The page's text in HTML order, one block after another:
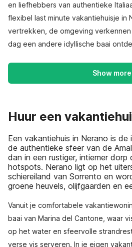
en liefhebbers van authentieke
flexibel last minute vakantiehuisje in
vertrekken, de omgeving
dag een andere idyllische baai
Show more
Huur een
Een vakantiehuis in Nerano is de
de authentieke sfeer van de
dan in een rustiger, intiemer
hotspots. Nerano ligt op het
schiereiland van Sorrento en
groene heuvels, olijfgaarden en
Vanuit je comfortabele
baai van Marina del Cantone, waar
op het water en sfeervolle
verse vis serveren. In je eigen